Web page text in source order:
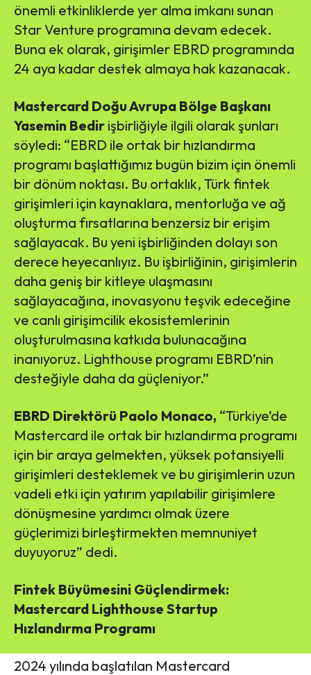
önemli etkinliklerde yer alma imkanı sunan
Star Venture programına devam edecek.
Buna ek olarak, girişimler EBRD programında
24 aya kadar destek almaya hak kazanacak.
Mastercard Doğu Avrupa Bölge Başkanı
Yasemin Bedir işbirliğiyle ilgili olarak şunları
söyledi: “EBRD ile ortak bir hızlandırma
programı başlattığımız bugün bizim için önemli
bir dönüm noktası. Bu ortaklık, Türk fintek
girişimleri için kaynaklara, mentorluğa ve ağ
oluşturma fırsatlarına benzersiz bir erişim
sağlayacak. Bu yeni işbirliğinden dolayı son
derece heyecanlıyız. Bu işbirliğinin, girişimlerin
daha geniş bir kitleye ulaşmasını
sağlayacağına, inovasyonu teşvik edeceğine
ve canlı girişimcilik ekosistemlerinin
oluşturulmasına katkıda bulunacağına
inanıyoruz. Lighthouse programı EBRD’nin
desteğiyle daha da güçleniyor.”
EBRD Direktörü Paolo Monaco, “Türkiye’de
Mastercard ile ortak bir hızlandırma programı
için bir araya gelmekten, yüksek potansiyelli
girişimleri desteklemek ve bu girişimlerin uzun
vadeli etki için yatırım yapılabilir girişimlere
dönüşmesine yardımcı olmak üzere
güçlerimizi birleştirmekten memnuniyet
duyuyoruz” dedi.
Fintek Büyümesini Güçlendirmek:
Mastercard Lighthouse Startup
Hızlandırma Programı
2024 yılında başlatılan Mastercard